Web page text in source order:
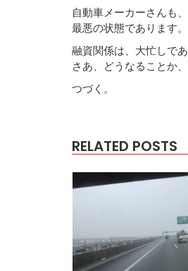
自動車メーカーさんも
最悪の状態であります。
融資関係は、大忙しであ
さあ、どうなることか、
つづく。
RELATED POSTS